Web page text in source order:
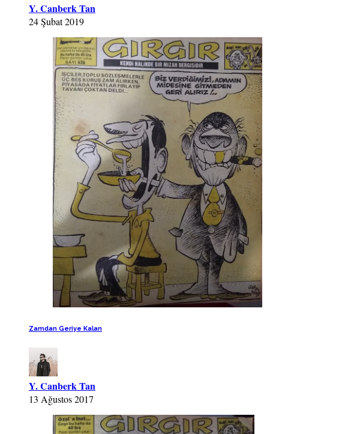
Y. Canberk Tan
24 Şubat 2019
Zamdan Geriye Kalan
Y. Canberk Tan
13 Ağustos 2017